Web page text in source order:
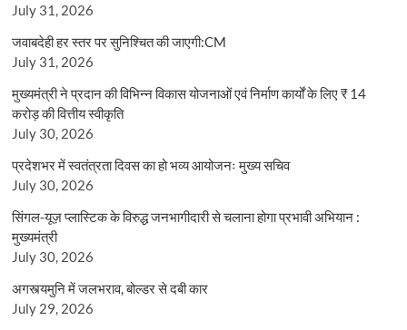
July 31, 2026
जवाबदेही हर स्तर पर सुनिश्चित की जाएगी:CM
July 31, 2026
मुख्यमंत्री ने प्रदान की विभिन्न विकास योजनाओं एवं निर्माण कार्यों के लिए ₹ 14
करोड़ की वित्तीय स्वीकृति
July 30, 2026
प्रदेशभर में स्वतंत्रता दिवस का हो भव्य आयोजनः मुख्य सचिव
July 30, 2026
सिंगल-यूज़ प्लास्टिक के विरुद्ध जनभागीदारी से चलाना होगा प्रभावी अभियान :
मुख्यमंत्री
July 30, 2026
अगस्त्यमुनि में जलभराव, बोल्डर से दबी कार
July 29, 2026